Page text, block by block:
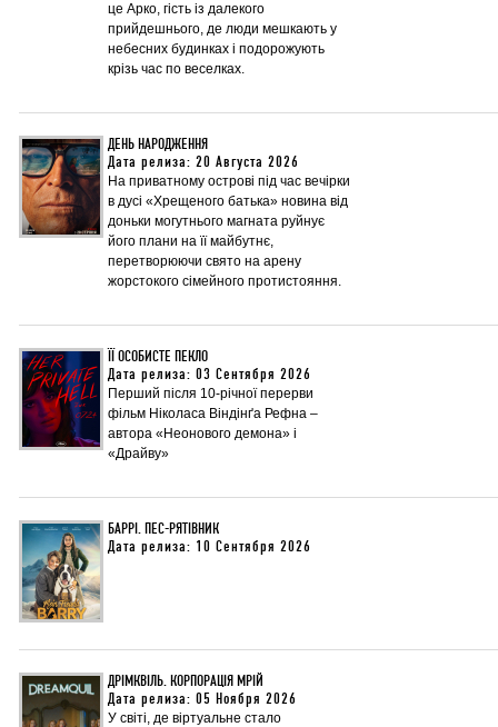
це Арко, гість із далекого
прийдешнього, де люди мешкають у
небесних будинках і подорожують
крізь час по веселках.
ДЕНЬ НАРОДЖЕННЯ
Дата релиза: 20 Августа 2026
На приватному острові під час вечірки
в дусі «Хрещеного батька» новина від
доньки могутнього магната руйнує
його плани на її майбутнє,
перетворюючи свято на арену
жорстокого сімейного протистояння.
ЇЇ ОСОБИСТЕ ПЕКЛО
Дата релиза: 03 Сентября 2026
Перший після 10-річної перерви
фільм Ніколаса Віндінґа Рефна –
автора «Неонового демона» і
«Драйву»
БАРРІ. ПЕС-РЯТІВНИК
Дата релиза: 10 Сентября 2026
ДРІМКВІЛЬ. КОРПОРАЦІЯ МРІЙ
Дата релиза: 05 Ноября 2026
У світі, де віртуальне стало